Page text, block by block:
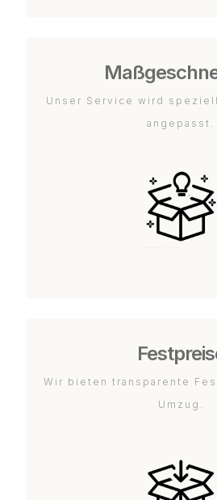
Unser Service wird
angepasst.
Wir bieten transparente
Umzug.